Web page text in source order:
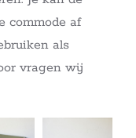
commode af
als
vragen wij